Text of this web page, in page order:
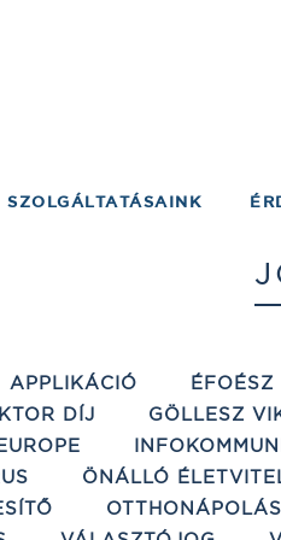
SZOLGÁLTATÁSAINK
APPLIKÁCIÓ ÉFOÉSZ
DÍJ
GÖLLESZ
ÖNÁLLÓ
OTTHONÁPOLÁS